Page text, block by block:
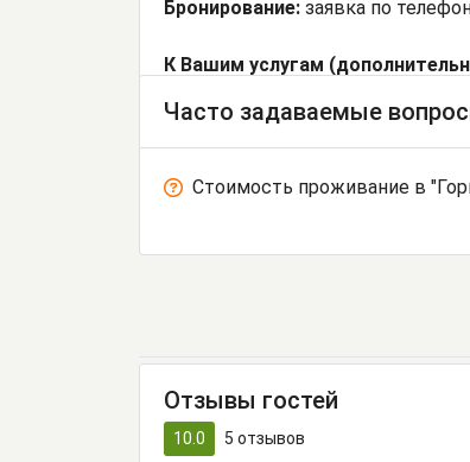
Бронирование: заявка по
К Вашим услугам
Часто задаваемые
Стоимость проживание в
Отзывы гостей
10.0 5 отзывов